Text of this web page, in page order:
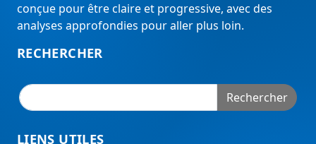
conçue pour être claire et progressive, avec des
analyses approfondies pour aller plus loin.
RECHERCHER
Rechercher
LIENS UTILES